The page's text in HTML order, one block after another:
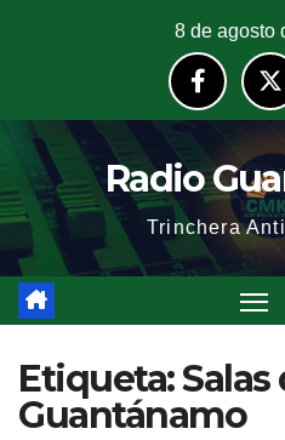
8 de agosto
Radio
Trinchera
Etiqueta:Salas
Guantánamo